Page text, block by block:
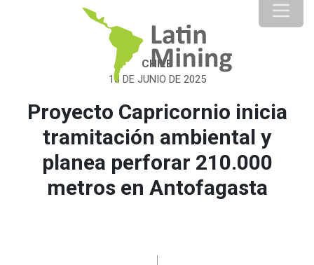
CHILE
18 DE JUNIO DE 2025
Proyecto Capricornio inicia
tramitación ambiental y
planea perforar 210.000
metros en Antofagasta